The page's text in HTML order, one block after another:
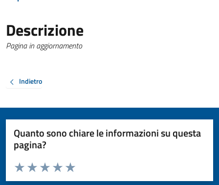
Descrizione
Pagina in aggiornamento
Indietro
Quanto sono chiare le informazioni su questa
pagina?
Valuta da 1 a 5 stelle la pagina
Valuta 5 stelle su 5
Valuta 4 stelle su 5
Valuta 3 stelle su 5
Valuta 2 stelle su 5
Valuta 1 stelle su 5